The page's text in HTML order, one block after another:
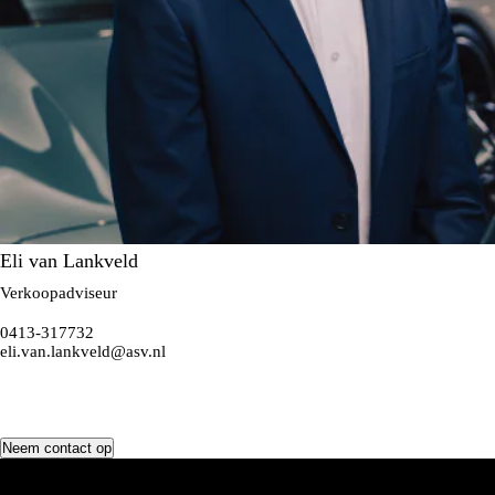
Eli van Lankveld
Verkoopadviseur
0413-317732
eli.van.lankveld@asv.nl
Neem contact op